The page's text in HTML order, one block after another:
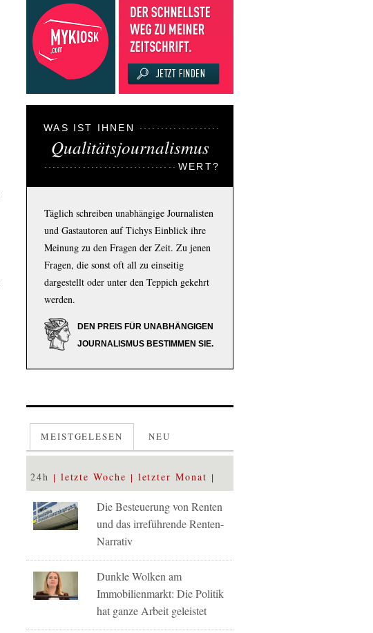
WAS IST IHNEN
Qualitätsjournalismus
WERT?
Täglich schreiben unabhängige Journalisten
und Gastautoren auf Tichys Einblick ihre
Meinung zu den Fragen der Zeit. Zu jenen
Fragen, die sonst oft all zu einseitig
dargestellt oder unter den Teppich gekehrt
werden.
DEN PREIS FÜR UNABHÄNGIGEN
JOURNALISMUS BESTIMMEN SIE.
MEISTGELESEN NEU
24h letzte Woche letzter Monat
Die Besteuerung von Renten
und das irreführende Renten-
Narrativ
Dunkle Wolken am
Immobilienmarkt: Die Politik
hat ganze Arbeit geleistet